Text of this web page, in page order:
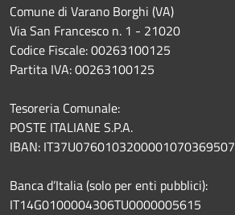
Comune di Varano Borghi (VA)
Via San Francesco n. 1 - 21020
Codice Fiscale: 00263100125
Partita IVA: 00263100125
Tesoreria Comunale:
POSTE ITALIANE S.P.A.
IBAN: IT37U0760103200001070369507
Banca d’Italia (solo per enti pubblici):
IT14G0100004306TU0000005615